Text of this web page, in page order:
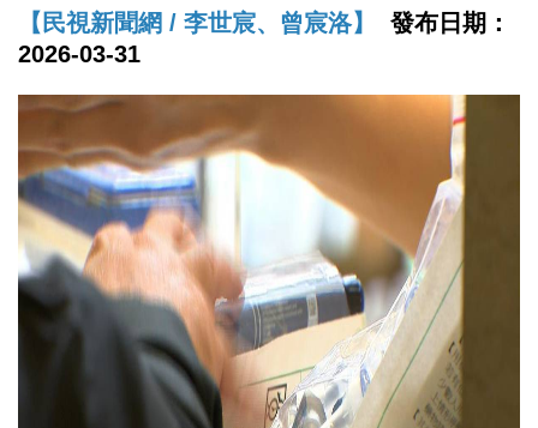
【民視新聞網 / 李世宸、曾宸洛】
發布日期：
2026-03-31